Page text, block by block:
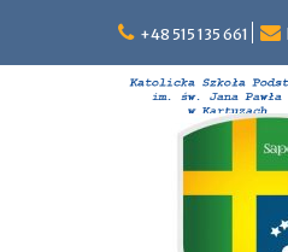
content
+48 515 135 661